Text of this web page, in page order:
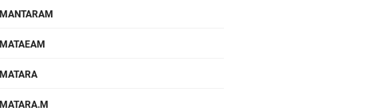
MANTARAM
MATAEAM
MATARA
MATARA.M